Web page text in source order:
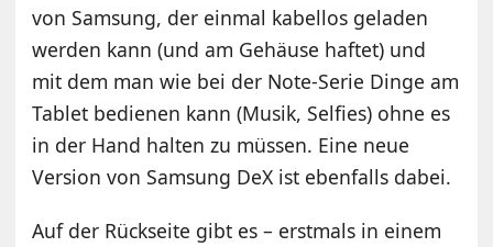
von Samsung, der einmal kabellos geladen
werden kann (und am Gehäuse haftet) und
mit dem man wie bei der Note-Serie Dinge am
Tablet bedienen kann (Musik, Selfies) ohne es
in der Hand halten zu müssen. Eine neue
Version von Samsung DeX ist ebenfalls dabei.
Auf der Rückseite gibt es – erstmals in einem